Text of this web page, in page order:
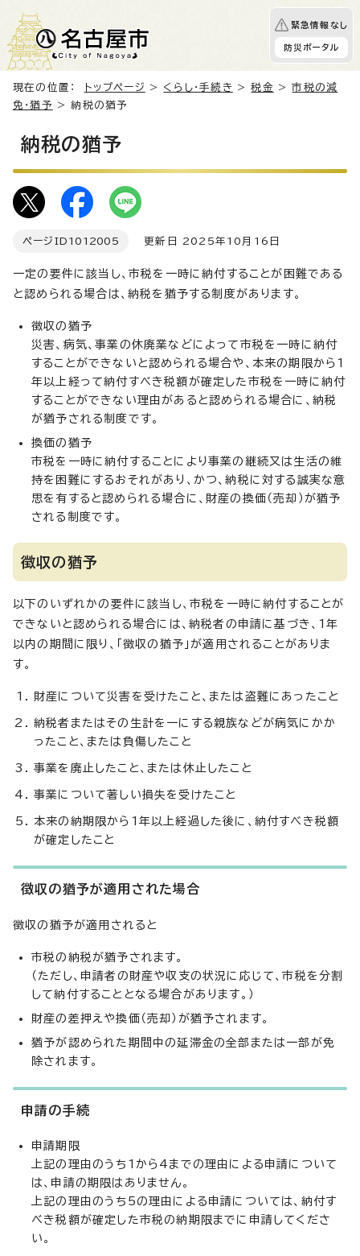
緊急情報なし
防災ポータル
現在の位置： トップページ > くらし・手続き >税金 >市税の減
免・猶予
> 納税の猶予
納税の猶予
ページID 1012005 更新日 2025年10月16日
一定の要件に該当し、市税を一時に納付することが困難である
と認められる場合は、納税を猶予する制度があります。
徴収の猶予
災害、病気、事業の休廃業などによって市税を一時に納付
することができないと認められる場合や、本来の期限から1
年以上経って納付すべき税額が確定した市税を一時に納付
することができない理由があると認められる場合に、納税
が猶予される制度です。
換価の猶予
市税を一時に納付することにより事業の継続又は生活の維
持を困難にするおそれがあり、かつ、納税に対する誠実な意
思を有すると認められる場合に、財産の換価（売却）が猶予
される制度です。
徴収の猶予
以下のいずれかの要件に該当し、市税を一時に納付することが
できないと認められる場合には、納税者の申請に基づき、1年
以内の期間に限り、「徴収の猶予」が適用されることがありま
す。
財産について災害を受けたこと、または盗難にあったこと
納税者またはその生計を一にする親族などが病気にかか
ったこと、または負傷したこと
事業を廃止したこと、または休止したこと
事業について著しい損失を受けたこと
本来の納期限から1年以上経過した後に、納付すべき税額
が確定したこと
徴収の猶予が適用された場合
徴収の猶予が適用されると
市税の納税が猶予されます。
（ただし、申請者の財産や収支の状況に応じて、市税を分割
して納付することとなる場合があります。）
財産の差押えや換価（売却）が猶予されます。
猶予が認められた期間中の延滞金の全部または一部が免
除されます。
申請の手続
申請期限
上記の理由のうち1から4までの理由による申請について
は、申請の期限はありません。
上記の理由のうち5の理由による申請については、納付す
べき税額が確定した市税の納期限までに申請してくださ
い。